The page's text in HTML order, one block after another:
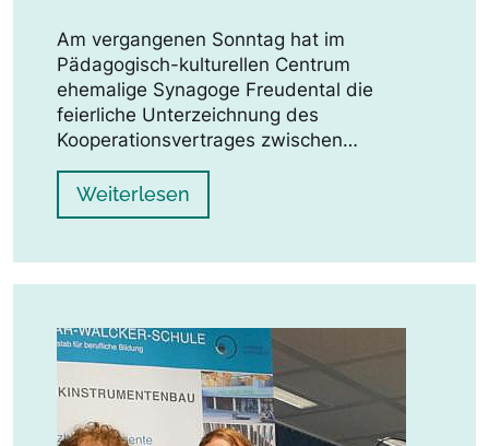
Am vergangenen Sonntag hat im
Pädagogisch-kulturellen Centrum
ehemalige Synagoge Freudental die
feierliche Unterzeichnung des
Kooperationsvertrages zwischen…
Weiterlesen